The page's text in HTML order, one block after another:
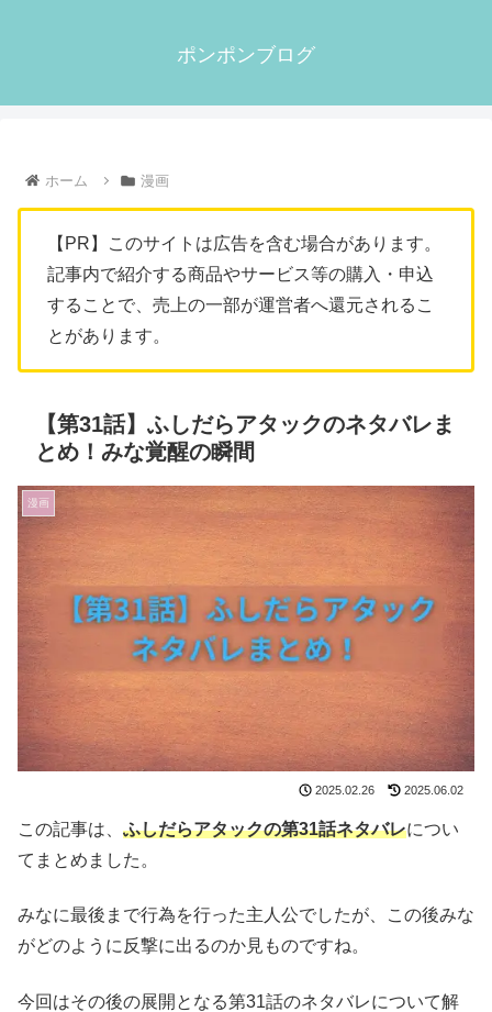
ポンポンブログ
ホーム 漫画
【PR】このサイトは広告を含む場合があります。
記事内で紹介する商品やサービス等の購入・申込
することで、売上の一部が運営者へ還元されるこ
とがあります。
【第31話】ふしだらアタックのネタバレま
とめ！みな覚醒の瞬間
漫画
2025.02.26 2025.06.02
この記事は、 ふしだらアタックの第31話ネタバレについ
てまとめました。
みなに最後まで行為を行った主人公でしたが、この後みな
がどのように反撃に出るのか見ものですね。
今回はその後の展開となる第31話のネタバレについて解